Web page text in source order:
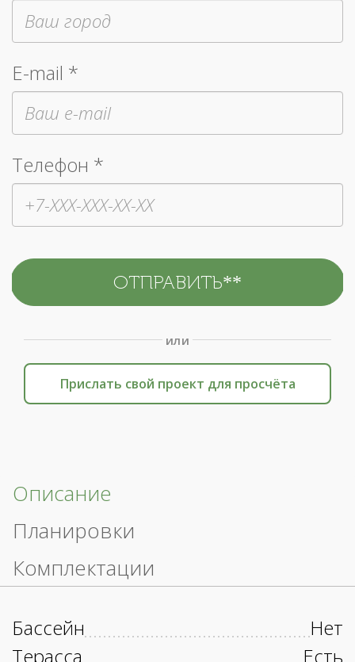
E-mail *
Телефон *
или
Прислать свой проект для просчёта
Описание
Планировки
Комплектации
Бассейн
Нет
Терасса
Есть